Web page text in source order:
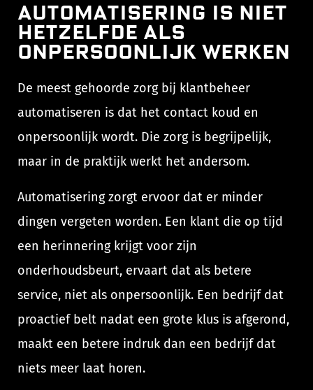
Automatisering is niet
hetzelfde als
onpersoonlijk werken
De meest gehoorde zorg bij klantbeheer
automatiseren is dat het contact koud en
onpersoonlijk wordt. Die zorg is begrijpelijk,
maar in de praktijk werkt het andersom.
Automatisering zorgt ervoor dat er minder
dingen vergeten worden. Een klant die op tijd
een herinnering krijgt voor zijn
onderhoudsbeurt, ervaart dat als betere
service, niet als onpersoonlijk. Een bedrijf dat
proactief belt nadat een grote klus is afgerond,
maakt een betere indruk dan een bedrijf dat
niets meer laat horen.